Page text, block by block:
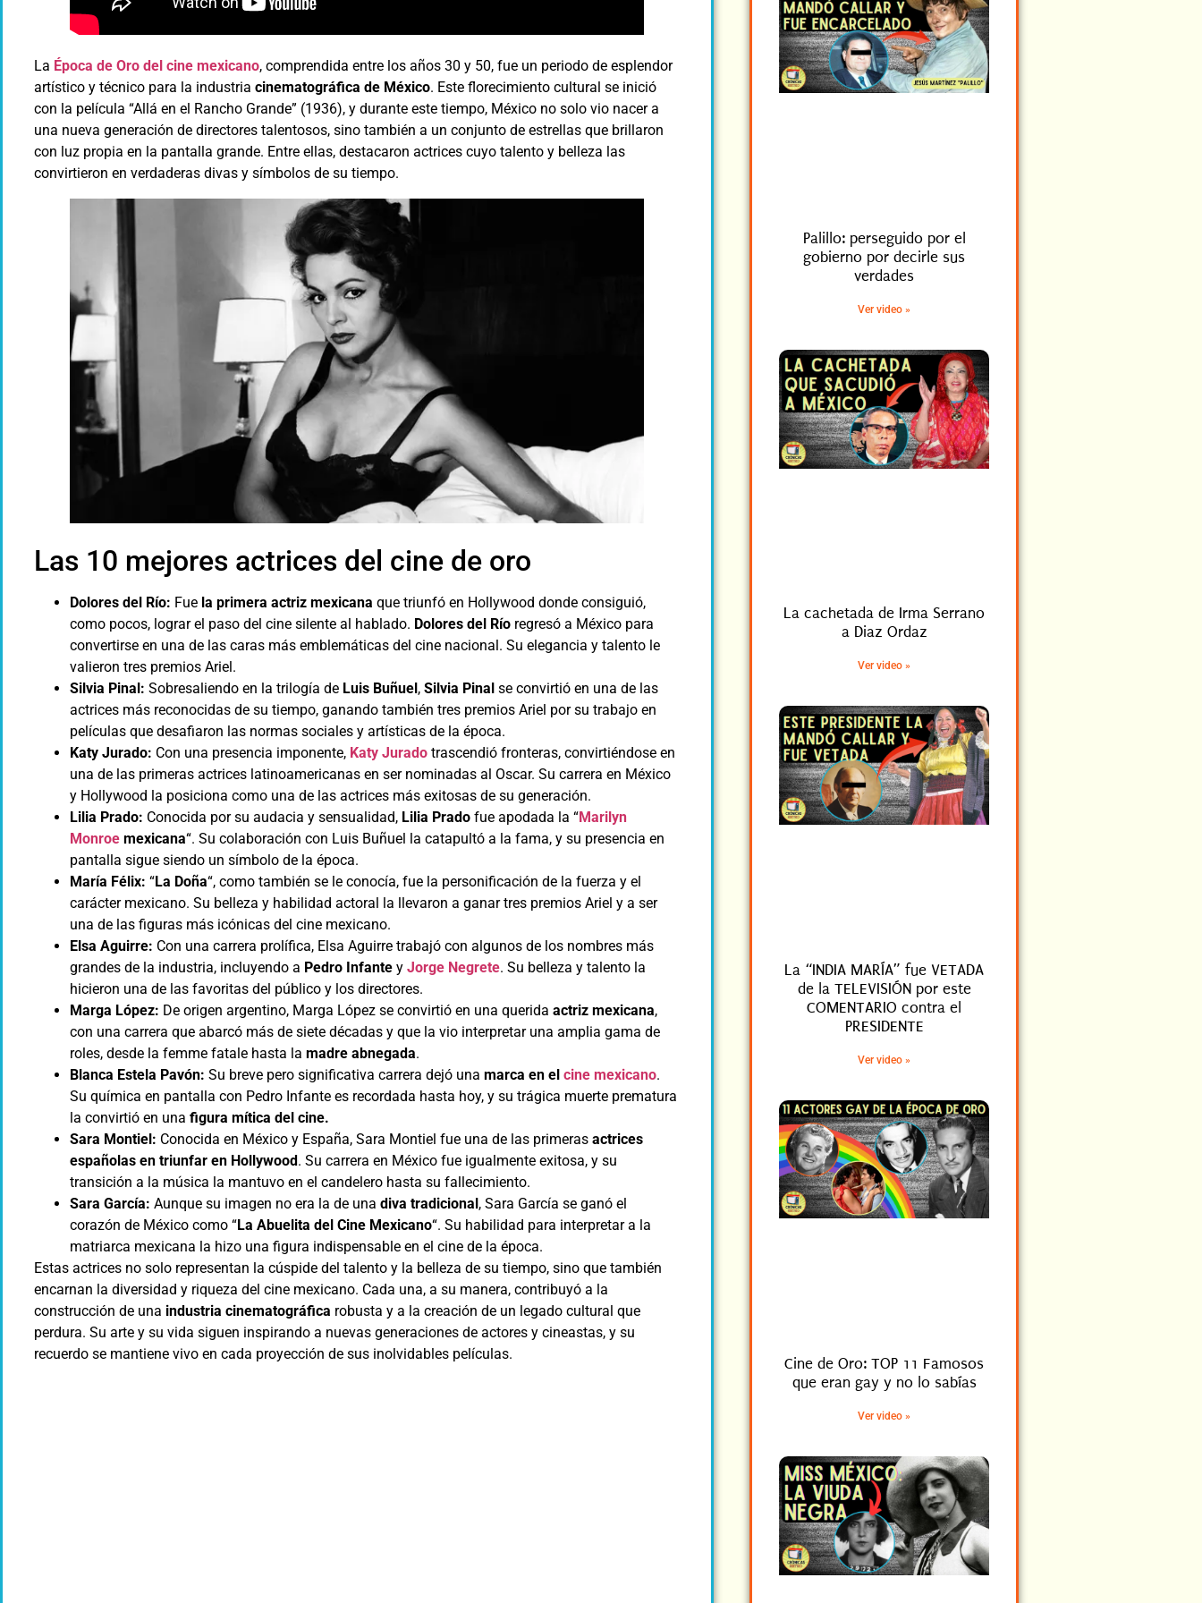
La Época de Oro del cine mexicano, comprendida entre los años 30 y 50, fue un periodo de esplendor
artístico y técnico para la industria cinematográfica de México. Este florecimiento cultural se inició
con la película “Allá en el Rancho Grande” (1936), y durante este tiempo, México no solo vio nacer a
una nueva generación de directores talentosos, sino también a un conjunto de estrellas que brillaron
con luz propia en la pantalla grande. Entre ellas, destacaron actrices cuyo talento y belleza las
convirtieron en verdaderas divas y símbolos de su tiempo.
Las 10 mejores actrices del cine de oro
Dolores del Río: Fue la primera actriz mexicana que triunfó en Hollywood donde consiguió,
como pocos, lograr el paso del cine silente al hablado. Dolores del Río regresó a México para
convertirse en una de las caras más emblemáticas del cine nacional. Su elegancia y talento le
valieron tres premios Ariel.
Silvia Pinal: Sobresaliendo en la trilogía de Luis Buñuel, Silvia Pinal se convirtió en una de las
actrices más reconocidas de su tiempo, ganando también tres premios Ariel por su trabajo en
películas que desafiaron las normas sociales y artísticas de la época.
Katy Jurado: Con una presencia imponente, Katy Jurado trascendió fronteras, convirtiéndose en
una de las primeras actrices latinoamericanas en ser nominadas al Oscar. Su carrera en México
y Hollywood la posiciona como una de las actrices más exitosas de su generación.
Lilia Prado: Conocida por su audacia y sensualidad, Lilia Prado fue apodada la “Marilyn
Monroe mexicana“. Su colaboración con Luis Buñuel la catapultó a la fama, y su presencia en
pantalla sigue siendo un símbolo de la época.
María Félix: “La Doña“, como también se le conocía, fue la personificación de la fuerza y el
carácter mexicano. Su belleza y habilidad actoral la llevaron a ganar tres premios Ariel y a ser
una de las figuras más icónicas del cine mexicano.
Elsa Aguirre: Con una carrera prolífica, Elsa Aguirre trabajó con algunos de los nombres más
grandes de la industria, incluyendo a Pedro Infante y Jorge Negrete. Su belleza y talento la
hicieron una de las favoritas del público y los directores.
Marga López: De origen argentino, Marga López se convirtió en una querida actriz mexicana,
con una carrera que abarcó más de siete décadas y que la vio interpretar una amplia gama de
roles, desde la femme fatale hasta la madre abnegada.
Blanca Estela Pavón: Su breve pero significativa carrera dejó una marca en el cine mexicano.
Su química en pantalla con Pedro Infante es recordada hasta hoy, y su trágica muerte prematura
la convirtió en una figura mítica del cine.
Sara Montiel: Conocida en México y España, Sara Montiel fue una de las primeras actrices
españolas en triunfar en Hollywood. Su carrera en México fue igualmente exitosa, y su
transición a la música la mantuvo en el candelero hasta su fallecimiento.
Sara García: Aunque su imagen no era la de una diva tradicional, Sara García se ganó el
corazón de México como “La Abuelita del Cine Mexicano“. Su habilidad para interpretar a la
matriarca mexicana la hizo una figura indispensable en el cine de la época.
Estas actrices no solo representan la cúspide del talento y la belleza de su tiempo, sino que también
encarnan la diversidad y riqueza del cine mexicano. Cada una, a su manera, contribuyó a la
construcción de una industria cinematográfica robusta y a la creación de un legado cultural que
perdura. Su arte y su vida siguen inspirando a nuevas generaciones de actores y cineastas, y su
recuerdo se mantiene vivo en cada proyección de sus inolvidables películas.
Palillo: perseguido por el
gobierno por decirle sus
verdades
Ver video »
La cachetada de Irma Serrano
a Diaz Ordaz
Ver video »
La “INDIA MARÍA” fue VETADA
de la TELEVISIÓN por este
COMENTARIO contra el
PRESIDENTE
Ver video »
Cine de Oro: TOP 11 Famosos
que eran gay y no lo sabías
Ver video »